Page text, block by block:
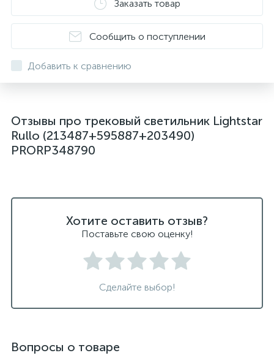
Заказать товар
Сообщить о поступлении
Добавить к сравнению
Отзывы про трековый светильник Lightstar
Rullo (213487+595887+203490)
PRORP348790
Хотите оставить отзыв?
Поставьте свою оценку!
Сделайте выбор!
Вопросы о товаре